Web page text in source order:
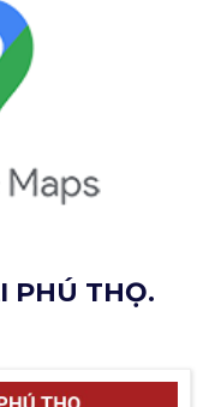
PHÚ THỌ.